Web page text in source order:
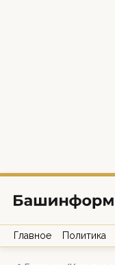
Главное Политика